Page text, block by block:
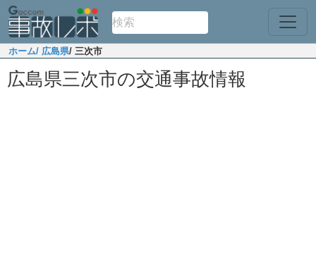
ホーム/ 広島県/ 三次市
広島県三次市の交通事故情報